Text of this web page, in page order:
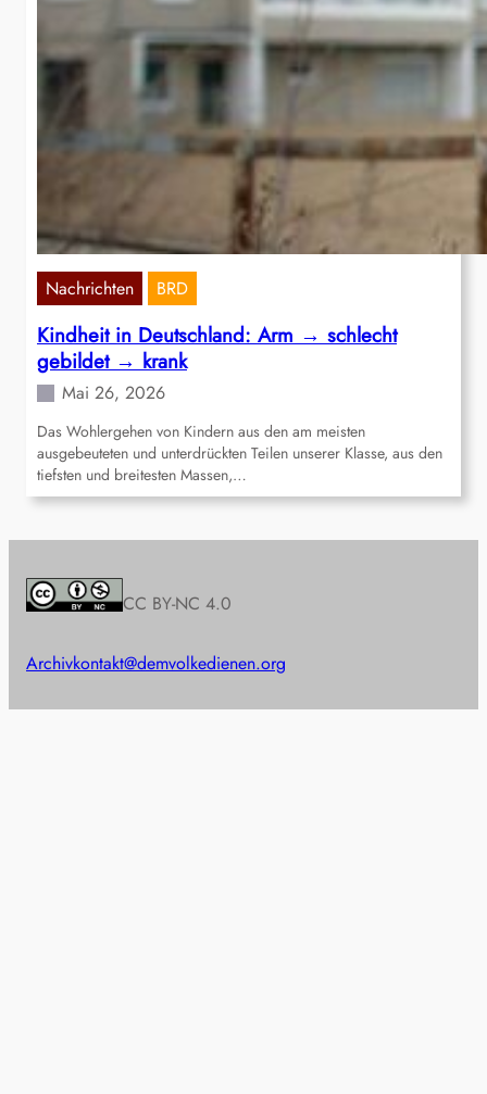
Nachrichten BRD
Kindheit in Deutschland: Arm → schlecht
gebildet → krank
Mai 26, 2026
Das Wohlergehen von Kindern aus den am meisten
ausgebeuteten und unterdrückten Teilen unserer Klasse, aus den
tiefsten und breitesten Massen,…
CC BY-NC 4.0
Archivkontakt@demvolkedienen.org